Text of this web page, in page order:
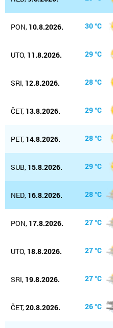
PON, 10.8.2026. 30 °C
UTO, 11.8.2026. 29 °C
SRI, 12.8.2026. 28 °C
ČET, 13.8.2026. 29 °C
PET, 14.8.2026. 28 °C
SUB, 15.8.2026. 29 °C
NED, 16.8.2026. 28 °C
PON, 17.8.2026. 27 °C
UTO, 18.8.2026. 27 °C
SRI, 19.8.2026. 27 °C
ČET,20.8.2026. 26 °C